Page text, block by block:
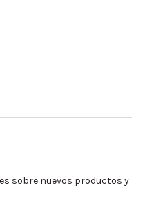
sobre nuevos productos y